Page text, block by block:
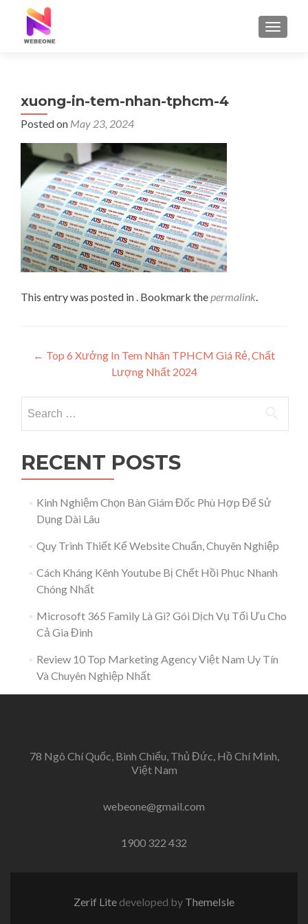
xuong-in-tem-nhan-tphcm-4
Posted on May 23, 2024
This entry was posted in . Bookmark thepermalink.
Post navigation
← Top 6 Xưởng In Tem Nhãn TPHCM Giá Rẻ, Chất
Lượng Nhất 2024
RECENT POSTS
Kinh Nghiệm Chọn Bàn Giám Đốc Phù Hợp Để Sử
Dụng Dài Lâu
Quy Trình Thiết Kế Website Chuẩn, Chuyên Nghiệp
Cách Kháng Kênh Youtube Bị Chết Hồi Phục Nhanh
Chóng Nhất
Microsoft 365 Family Là Gì? Gói Dịch Vụ Tối Ưu Cho
Cả Gia Đình
Review 10 Top Marketing Agency Việt Nam Uy Tín
Và Chuyên Nghiệp Nhất
78 Ngô Chí Quốc, Bình Chiểu, Thủ Đức, Hồ Chí Minh,
Việt Nam
webeone@gmail.com
1900 322 432
Zerif Lite developed by ThemeIsle